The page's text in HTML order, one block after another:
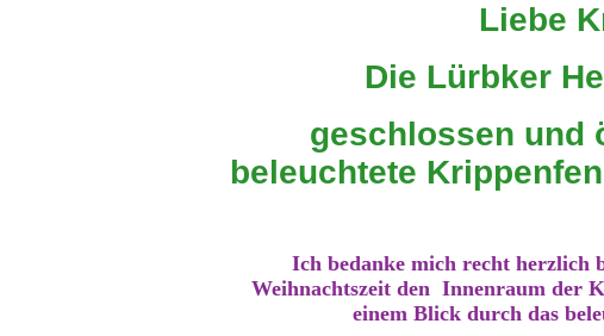
Liebe
Die Lürbker
geschlossen und
beleuchtete
Ich bedanke mich recht herzlich
Weihnachtszeit den Innenraum der
einem Blick durch das